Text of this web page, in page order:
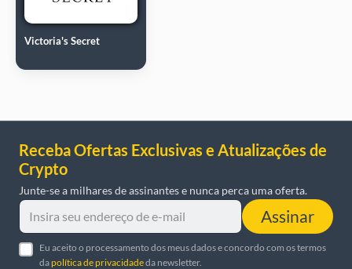
Victoria's Secret
Receba Ofertas Exclusivas e Atualizações de
Crypto
Junte-se a milhares de assinantes e nunca perca uma oferta.
Assinar
Eu aceito o processamento dos meus dados e concordo com os termos
dapolítica de privacidadeda newsletter.